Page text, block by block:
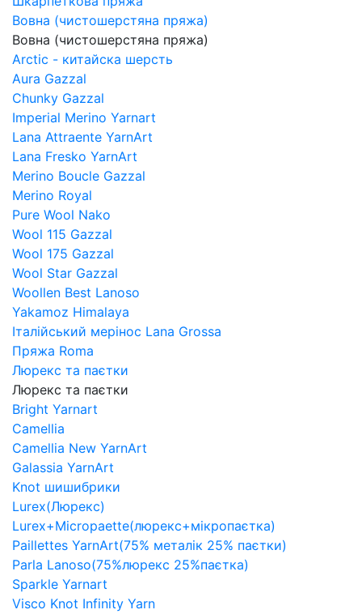
Вовна (чистошерстяна пряжа)
Вовна (чистошерстяна пряжа)
Arctic - китайска шерсть
Aura Gazzal
Chunky Gazzal
Imperial Merino Yarnart
Lana Attraente YarnArt
Lana Fresko YarnArt
Merino Boucle Gazzal
Merino Royal
Pure Wool Nako
Wool 115 Gazzal
Wool 175 Gazzal
Wool Star Gazzal
Woollen Best Lanoso
Yakamoz Himalaya
Італійський мерінос Lana Grossa
Пряжа Roma
Люрекс та паєтки
Люрекс та паєтки
Bright Yarnart
Camellia
Camellia New YarnArt
Galassia YarnArt
Knot шишибрики
Lurex(Люрекс)
Lurex+Micropaette(люрекс+мікропаєтка)
Paillettes YarnArt(75% металік 25% паєтки)
Parla Lanoso(75%люрекс 25%паєтка)
Sparkle Yarnart
Visco Knot Infinity Yarn